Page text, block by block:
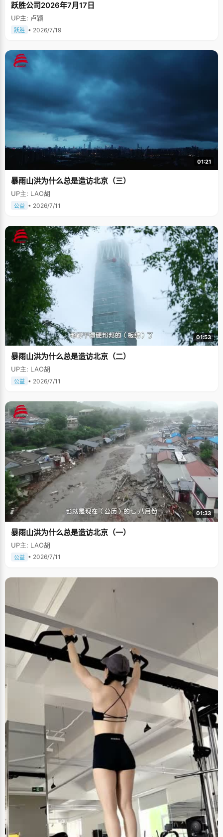
跃胜公司2026年7月17日
UP主: 卢颖
跃胜 • 2026/7/19
01:21
暴雨山洪为什么总是造访北京（三）
UP主: LAO胡
公益 • 2026/7/11
01:53
暴雨山洪为什么总是造访北京（二）
UP主: LAO胡
公益 • 2026/7/11
01:33
暴雨山洪为什么总是造访北京（一）
UP主: LAO胡
公益 • 2026/7/11